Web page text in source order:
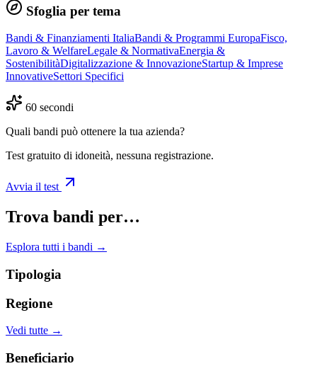
Sfoglia per tema
Bandi & Finanziamenti ItaliaBandi & Programmi EuropaFisco,
Lavoro & WelfareLegale & NormativaEnergia &
SostenibilitàDigitalizzazione & InnovazioneStartup & Imprese
InnovativeSettori Specifici
60 secondi
Quali bandi può ottenere la tua azienda?
Test gratuito di idoneità, nessuna registrazione.
Avvia il test
Trova bandi per…
Esplora tutti i bandi →
Tipologia
Regione
Vedi tutte →
Beneficiario